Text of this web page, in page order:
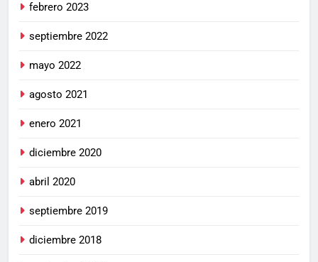
febrero 2023
septiembre 2022
mayo 2022
agosto 2021
enero 2021
diciembre 2020
abril 2020
septiembre 2019
diciembre 2018